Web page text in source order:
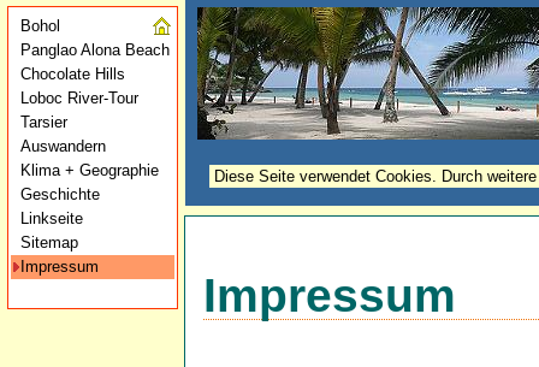
Impressum
Diese Seite verwendet Cookies. Durch
Bohol
Panglao Alona Beach
Chocolate Hills
Loboc River-Tour
Tarsier
Auswandern
Klima + Geographie
Geschichte
Linkseite
Sitemap
Impressum